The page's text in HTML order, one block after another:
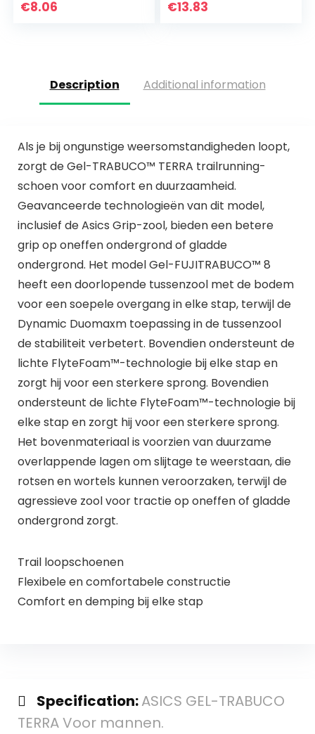
Kleur Running 2
€8.06 €13.83
Description Additional information
Als je bij ongunstige weersomstandigheden loopt,
zorgt de Gel-TRABUCO™ TERRA trailrunning-
schoen voor comfort en duurzaamheid.
Geavanceerde technologieën van dit model,
inclusief de Asics Grip-zool, bieden een betere
grip op oneffen ondergrond of gladde
ondergrond. Het model Gel-FUJITRABUCO™ 8
heeft een doorlopende tussenzool met de bodem
voor een soepele overgang in elke stap, terwijl de
Dynamic Duomaxm toepassing in de tussenzool
de stabiliteit verbetert. Bovendien ondersteunt de
lichte FlyteFoam™-technologie bij elke stap en
zorgt hij voor een sterkere sprong. Bovendien
ondersteunt de lichte FlyteFoam™-technologie bij
elke stap en zorgt hij voor een sterkere sprong.
Het bovenmateriaal is voorzien van duurzame
overlappende lagen om slijtage te weerstaan, die
rotsen en wortels kunnen veroorzaken, terwijl de
agressieve zool voor tractie op oneffen of gladde
ondergrond zorgt.
Trail loopschoenen
Flexibele en comfortabele constructie
Comfort en demping bij elke stap
Specification:ASICS GEL-TRABUCO
TERRA Voor mannen.